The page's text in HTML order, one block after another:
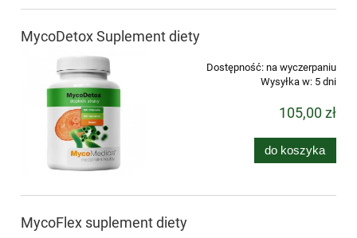
MycoDetox Suplement diety
Dostępność: na wyczerpaniu
Wysyłka w: 5 dni
105,00 zł
do koszyka
MycoFlex suplement diety